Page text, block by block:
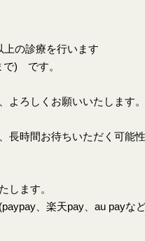
の診療を行います
で) です。
よろしくお願いいたします。
長時間お待ちいただく可能
します。
、楽天pay、au payな